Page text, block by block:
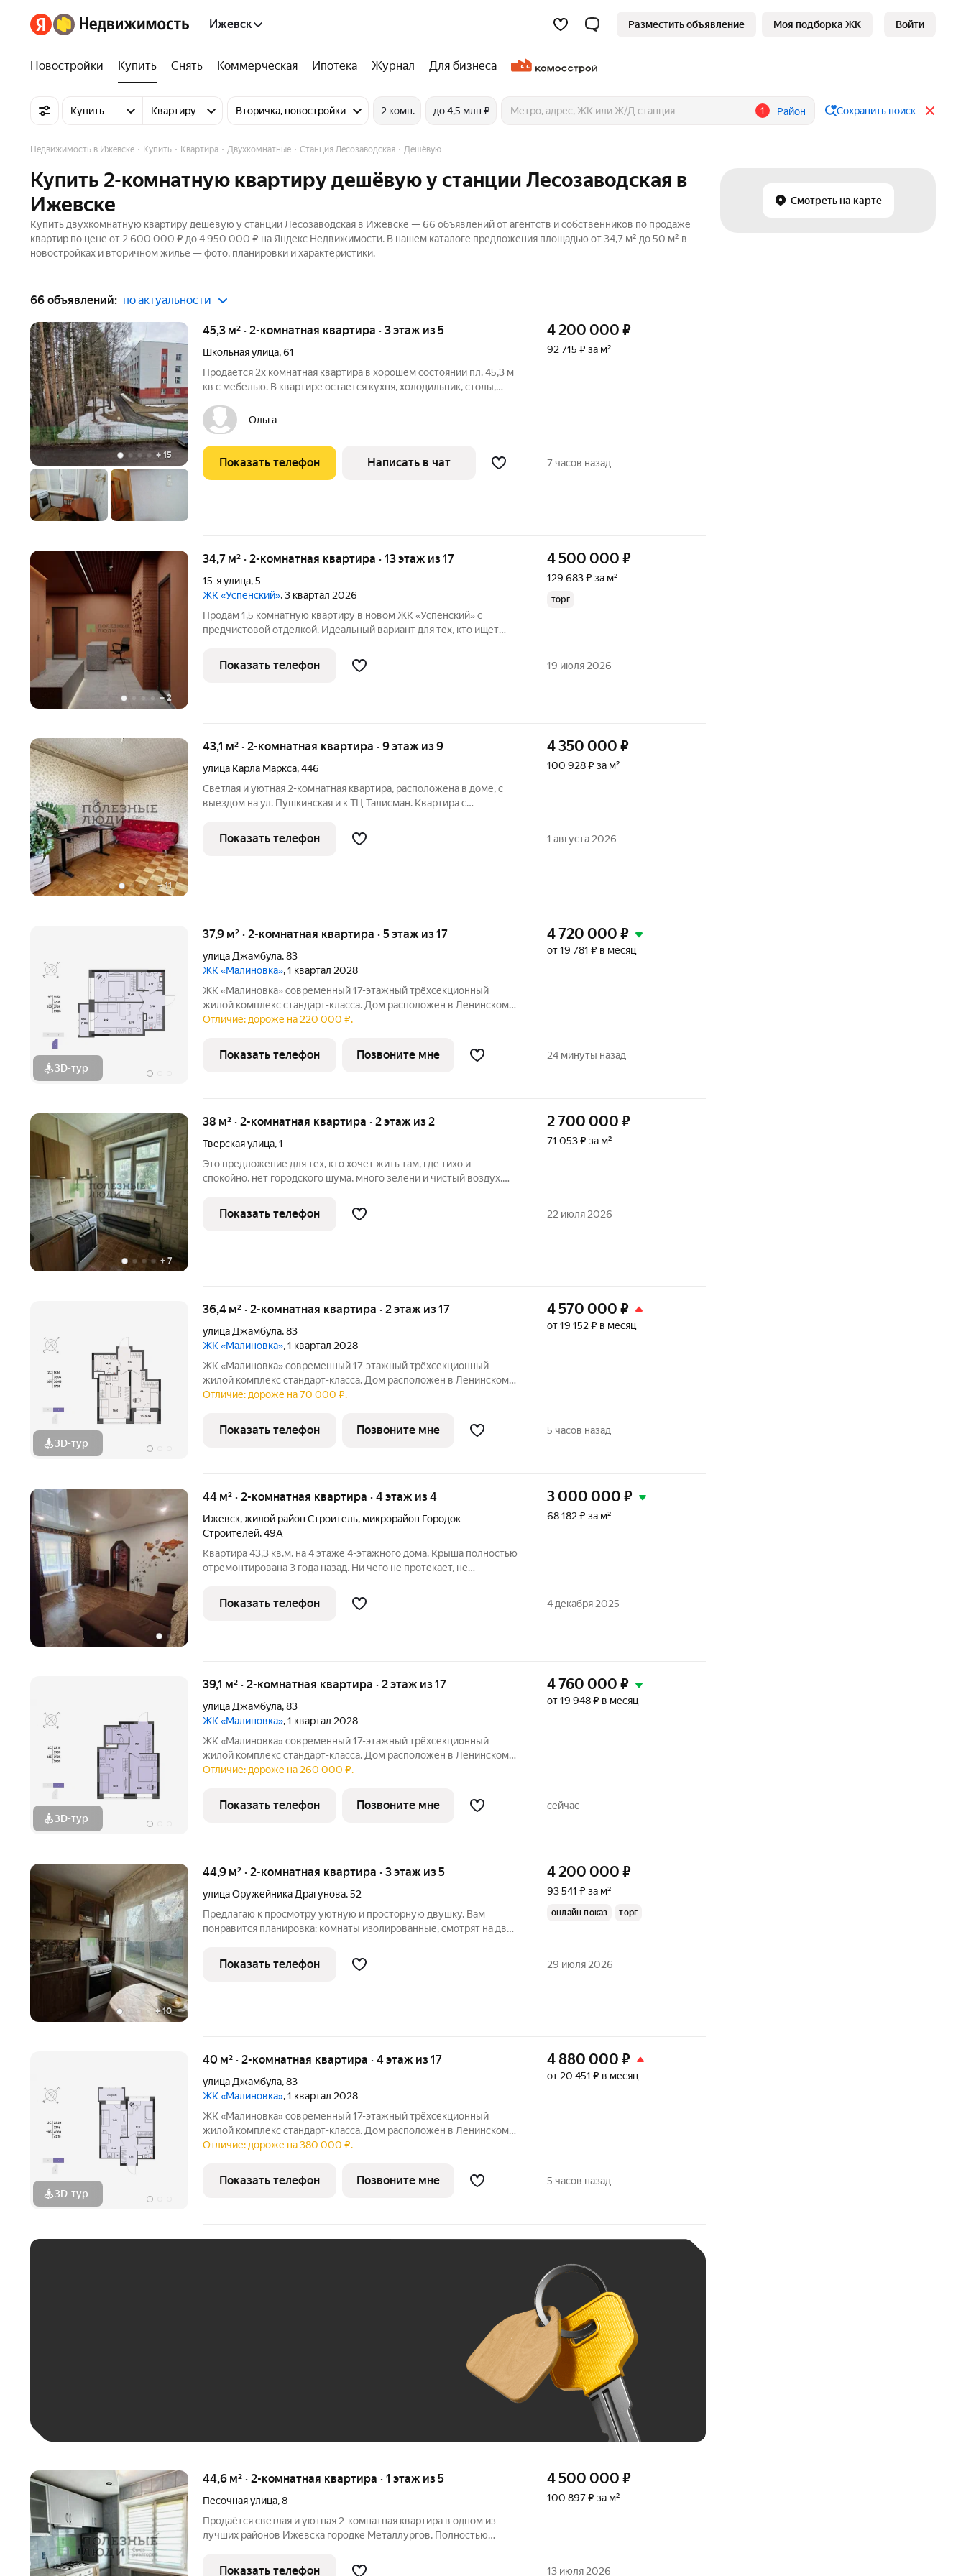
Ижевск Разместить объявление Моя подборка ЖК Войти
Новостройки Купить Снять Коммерческая Ипотека Журнал Для бизнеса
Купить Квартиру Вторичка, новостройки 2 комн. до 4,5 млн ₽ 1 Район Сохранить поиск
Смотреть на карте
Недвижимость в Ижевске Купить Квартира Двухкомнатные Станция Лесозаводская Дешёвую
Купить 2-комнатную квартиру дешёвую у станции Лесозаводская в
Ижевске
Купить двухкомнатную квартиру дешёвую у станции Лесозаводская в Ижевске — 66 объявлений от агентств и собственников по продаже
квартир по цене от 2 600 000 ₽ до 4 950 000 ₽ на Яндекс Недвижимости. В нашем каталоге предложения площадью от 34,7 м² до 50 м² в
новостройках и вторичном жилье — фото, планировки и характеристики.
66 объявлений: по актуальности
+ 15
45,3 м² · 2-комнатная квартира · 3 этаж из 5
Школьная улица,61
Продается 2х комнатная квартира в хорошем состоянии пл. 45,3 м
кв с мебелью. В квартире остается кухня, холодильник, столы,
телевизор. Потолки-наияжные, Стены-обои.
Металлопластиковые.
Ольга
4 200 000 ₽
92 715 ₽ за м²
Показать телефон Написать в чат 7 часов назад
+2
34,7 м² · 2-комнатная квартира · 13 этаж из 17
15-я улица,5
ЖК «Успенский», 3 квартал 2026
Продам 1,5 комнатную квартиру в новом ЖК «Успенский» с
предчистовой отделкой. Идеальный вариант для тех, кто ищет
преимущества: Технологичный дом: Предчистовая отделка вы
делаете ремонт под
4 500 000 ₽
129 683 ₽ за м²
торг
Показать телефон 19 июля 2026
+11
43,1 м² · 2-комнатная квартира · 9 этаж из 9
улица Карла Маркса,446
Светлая и уютная 2-комнатная квартира, расположена в доме, с
выездом на ул. Пушкинская и к ТЦ Талисман. Квартира с
удобный и вместительный встроенный шкаф, на кухне остаётся
кухонный гарнитур
4 350 000 ₽
100 928 ₽ за м²
Показать телефон 1 августа 2026
3D-тур
37,9 м² · 2-комнатная квартира · 5 этаж из 17
улица Джамбула,83
ЖК «Малиновка», 1 квартал 2028
ЖК «Малиновка» современный 17-этажный трёхсекционный
жилой комплекс стандарт-класса. Дом расположен в Ленинском
районе города в окружении тишины и спокойствия. А рядом
прогулок и отдыха.
4 720 000 ₽
от 19 781 ₽ в месяц
Отличие: дороже на 220 000 ₽.
Показать телефон Позвоните мне 24 минуты назад
+ 7
38 м² · 2-комнатная квартира · 2 этаж из 2
Тверская улица,1
Это предложение для тех, кто хочет жить там, где тихо и
спокойно, нет городского шума, много зелени и чистый воздух.
поменяны трубы, есть счетчики. Спокойный спальный район.
Рядом магазин
2 700 000 ₽
71 053 ₽ за м²
Показать телефон 22 июля 2026
3D-тур
36,4 м² · 2-комнатная квартира · 2 этаж из 17
улица Джамбула,83
ЖК «Малиновка», 1 квартал 2028
ЖК «Малиновка» современный 17-этажный трёхсекционный
жилой комплекс стандарт-класса. Дом расположен в Ленинском
районе города в окружении тишины и спокойствия. А рядом
прогулок и отдыха.
4 570 000 ₽
от 19 152 ₽ в месяц
Отличие: дороже на 70 000 ₽.
Показать телефон Позвоните мне 5 часов назад
44 м² · 2-комнатная квартира · 4 этаж из 4
Ижевск,жилой район Строитель, микрорайон Городок
Строителей,49А
Квартира 43,3 кв.м. на 4 этаже 4-этажного дома. Крыша полностью
отремонтирована 3 года назад. Ни чего не протекает, не
удобство. Квартира имеет 2 комнаты , кухню площадью 6 кв.м. и
3 000 000 ₽
68 182 ₽ за м²
Показать телефон 4 декабря 2025
3D-тур
39,1 м² · 2-комнатная квартира · 2 этаж из 17
улица Джамбула,83
ЖК «Малиновка», 1 квартал 2028
ЖК «Малиновка» современный 17-этажный трёхсекционный
жилой комплекс стандарт-класса. Дом расположен в Ленинском
районе города в окружении тишины и спокойствия. А рядом
прогулок и отдыха.
4 760 000 ₽
от 19 948 ₽ в месяц
Отличие: дороже на 260 000 ₽.
Показать телефон Позвоните мне сейчас
+10
44,9 м² · 2-комнатная квартира · 3 этаж из 5
улица Оружейника Драгунова,52
Предлагаю к просмотру уютную и просторную двушку. Вам
понравится планировка: комнаты изолированные, смотрят на две
течение всего дня. Просторная кухня, раздельный санузел,
застекленный
4 200 000 ₽
93 541 ₽ за м²
онлайн показ торг
Показать телефон 29 июля 2026
3D-тур
40 м² · 2-комнатная квартира · 4 этаж из 17
улица Джамбула,83
ЖК «Малиновка», 1 квартал 2028
ЖК «Малиновка» современный 17-этажный трёхсекционный
жилой комплекс стандарт-класса. Дом расположен в Ленинском
районе города в окружении тишины и спокойствия. А рядом
прогулок и отдыха.
4 880 000 ₽
от 20 451 ₽ в месяц
Отличие: дороже на 380 000 ₽.
Показать телефон Позвоните мне 5 часов назад
44,6 м² · 2-комнатная квартира · 1 этаж из 5
Песочная улица,8
Продаётся светлая и уютная 2-комнатная квартира в одном из
лучших районов Ижевска городке Металлургов. Полностью
отличном состоянии: изолированные комнаты окна выходят на
4 500 000 ₽
100 897 ₽ за м²
Показать телефон 13 июля 2026